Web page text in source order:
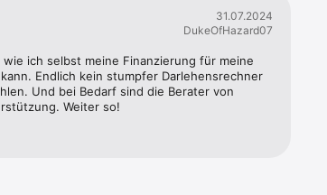
31.07.2024
DukeOfHazard07
ich selbst meine Finanzierung für meine
Endlich kein stumpfer Darlehensrechner
Und bei Bedarf sind die Berater von
Weiter so!